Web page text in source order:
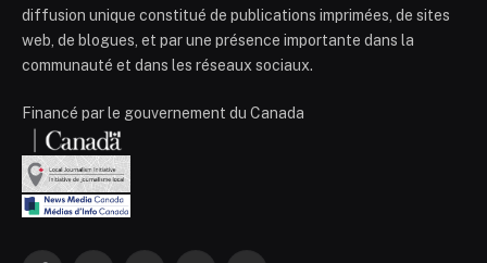
diffusion unique constitué de publications imprimées, de sites
web, de blogues, et par une présence importante dans la
communauté et dans les réseaux sociaux.
Financé par le gouvernement du Canada